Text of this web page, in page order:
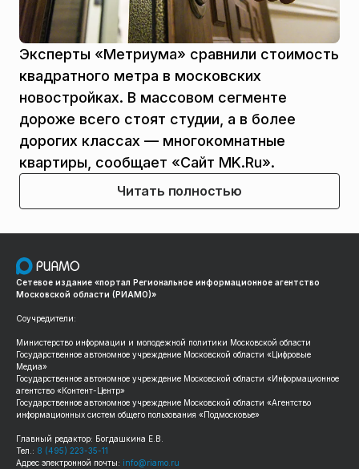
Эксперты «Метриума» сравнили стоимость
квадратного метра в московских
новостройках. В массовом сегменте
дороже всего стоят студии, а в более
дорогих классах — многокомнатные
квартиры, сообщает «Сайт MK.Ru».
Читать полностью
Сетевое издание «портал Региональное информационное агентство
Московской области (РИАМО)»
Соучредители:
Министерство информации и молодежной политики Московской области
Государственное автономное учреждение Московской области «Цифровые
Медиа»
Государственное автономное учреждение Московской области «Информационное
агентство «Контент-Центр»
Государственное автономное учреждение Московской области «Агентство
информационных систем общего пользования «Подмосковье»
Главный редактор: Богдашкина Е.В.
Тел.: 8 (495) 223-35-11
Адрес электронной почты: info@riamo.ru